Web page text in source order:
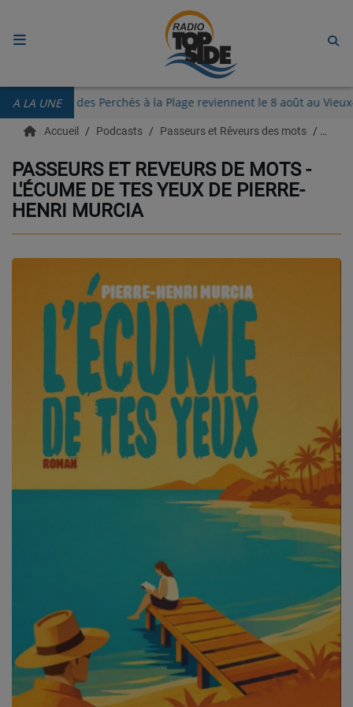
A LA UNE
Les Guinguettes des Perchés à la Plage reviennent le 8 août au
RADIO
ECOUTER
RECHERCHE DE TITRES
EMISSIONS
EQUIPES
Team Building Radio
INFO
CÔTE D'AZUR
SPORT
SANTÉ
Accueil Podcasts Passeurs et Rêveurs des mots
PASSEURS ET REVEURS DE MOTS -
L'ÉCUME DE TES YEUX DE PIERRE-
HENRI MURCIA